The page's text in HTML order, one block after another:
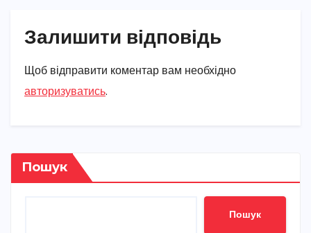
Залишити відповідь
Щоб відправити коментар вам необхідно
авторизуватись.
Пошук
Пошук